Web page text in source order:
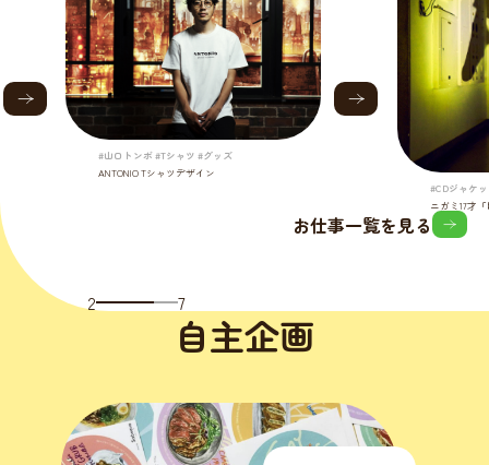
#山口トンボ #Tシャツ #グッズ
ANTONIO Tシャツデザイン
#CDジャケ
ニガミ17才
2 7
お仕事一覧を見る
自主企画